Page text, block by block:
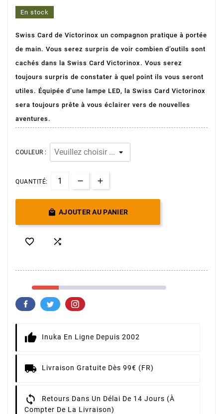
En stock
Swiss Card de Victorinox un compagnon pratique à portée
de main. Vous serez surpris de voir combien d’outils sont
cachés dans la Swiss Card Victorinox. Vous serez
toujours surpris de constater à quel point ils vous seront
utiles. Équipée d’une lampe LED, la Swiss Card Victorinox
sera toujours prête à vous éclairer vers de nouvelles
aventures.
COULEUR :
QUANTITÉ:
 AJOUTER AU PANIER
 
Inuka En Ligne Depuis 2002
Livraison Gratuite Dès 99€ (FR)
Retours Dans Un Délai De 14 Jours (à
Compter De La Livraison)